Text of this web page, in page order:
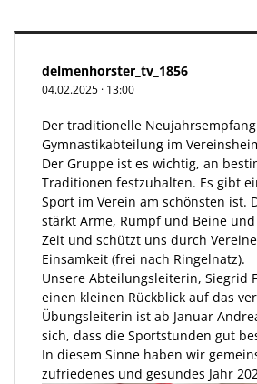
delmenhorster_tv_1856
04.02.2025 · 13:00
Der traditionelle
Gymnastikabteilung im
Der Gruppe ist es wichtig, an
Traditionen festzuhalten. Es gibt
Sport im Verein am schönsten ist.
stärkt Arme, Rumpf und Beine
Zeit und schützt uns durch
Einsamkeit (frei nach Ringelnatz).
Unsere Abteilungsleiterin, Siegrid
einen kleinen Rückblick auf das
Übungsleiterin ist ab Januar
sich, dass die Sportstunden gut
In diesem Sinne haben wir
zufriedenes und gesundes Jahr